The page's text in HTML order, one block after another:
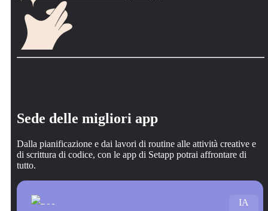
Sede delle migliori app
Dalla pianificazione e dai lavori di routine alle attività creative e
di scrittura di codice, con le app di Setapp potrai affrontare di
tutto.
IA